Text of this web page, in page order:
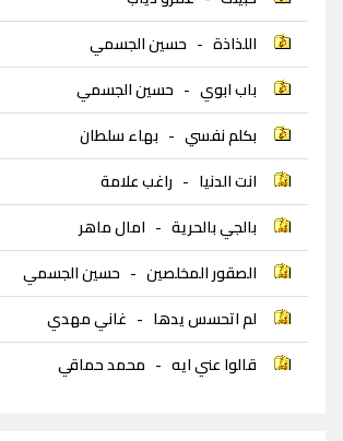
اللذاذة - حسين الجسمي
باب ابوي - حسين الجسمي
بكلم نفسي - بهاء سلطان
انت الدنيا - راغب علامة
بالجي بالحرية - امال ماهر
الصقور المخلصين - حسين الجسمي
لم اتحسس يدها - غاني مهدي
قالوا عني ايه - محمد حماقي